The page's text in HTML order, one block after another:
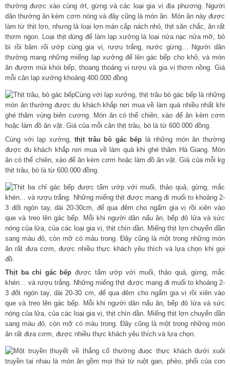
thường được xào cùng ớt, gừng và các loại gia vị địa phương. Người
dân thường ăn kèm cơm nóng và đây cũng là món ăn. Món ăn này được
làm từ thịt lợn, nhưng là loại lợn mán cắp nách nhỏ, thịt săn chắc, ăn rất
thơm ngon. Loại thịt dùng để làm lạp xưởng là loại nửa nạc nửa mỡ, bỏ
bì rồi băm rối ướp cùng gia vị, rượu trắng, nước gừng… Người dân
thường mang những miếng lạp xưởng để lên gác bếp cho khô, và món
ăn đượm mùi khói bếp, thoang thoảng vị rượu và gia vị thơm nồng. Giá
mỗi cân lạp xưởng khoảng 400.000 đồng
Cùng với lạp xưởng,thịt trâu bò gác bếp là những món ăn thường
được du khách khắp nơi mua về làm quà khi ghé thăm Hà Giang. Món
ăn có thể chiên, xào để ăn kèm cơm hoặc làm đồ ăn vặt. Giá của mỗi kg
thịt trâu, bò là từ 600.000 đồng.
Thịt ba chỉ gác bếp được tẩm ướp với muối, thảo quả, gừng, mắc
khén… và rượu trắng. Những miếng thịt được mang đi muối to khoảng 2-
3 đốt ngón tay, dài 20-30 cm, để qua đêm cho ngấm gia vị rồi xiên vào
que và treo lên gác bếp. Mỗi khi người dân nấu ăn, bếp đỏ lửa và sức
nóng của lửa, của các loại gia vị, thịt chín dần. Miếng thịt lợn chuyển dần
sang màu đỏ, còn mỡ có màu trong. Đây cũng là một trong những món
ăn rất đưa cơm, được nhiều thực khách yêu thích và lựa chọn.